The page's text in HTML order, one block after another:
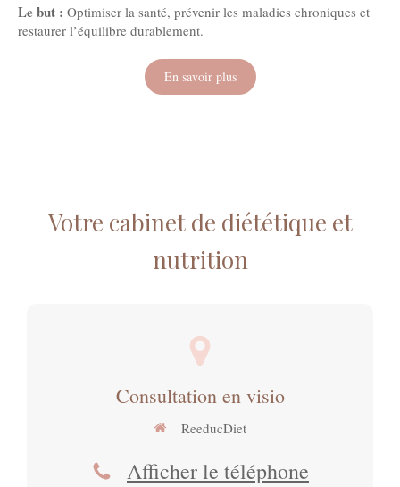
Le but : Optimiser la santé, prévenir les maladies chroniques et
restaurer l’équilibre durablement.
En savoir plus
Votre cabinet de diététique et
nutrition
Consultation en visio
ReeducDiet
Afficher le téléphone